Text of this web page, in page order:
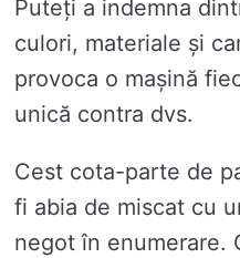
Puteți a indemna
culori, materiale și
provoca o mașină
unică contra dvs.
Cest cota-parte de
fi abia de miscat cu
negot în enumerare.